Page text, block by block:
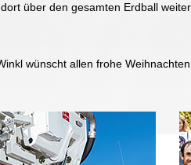
über den gesamten Erdball
wünscht allen frohe